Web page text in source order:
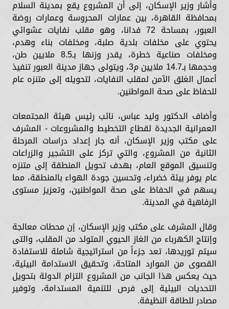
وأشار وزير الإسكان، إلى أن المشروع يقع بمدينة السلام
بمحافظة القاهرة، بين عمارات المحروسة وعمارات روضة
العبور، بمساحة 72 فدانا، وهو مقلب نفايات عشوائي
يحتوي على مخلفات بلدية صلبة، ومخلفات بناء وهدم،
ومخلفات صناعية خطرة، يقدر وزنها بـ8.5 ملايين طن،
وحجمها بـ14.7 ملايين م3، ويتولى جهاز مدينة العبور تنفيذ
أعمال الغلق الآمن لمقلب النفايات، لتحويله إلى متنزه عام
للحفاظ على صحة المواطنين.
وأضاف الدكتور وليد عباس، نائب رئيس هيئة المجتمعات
العمرانية الجديدة لقطاع التخطيط والمشروعات - المشرف
على مكتب وزير الإسكان، أنه جار إعداد دراسات المرحلة
الثانية من المشروع، والتي تركز على التشجير والزراعات
وتنسيق الموقع العام، بهدف تحويل المنطقة إلى متنزه
عام يوفر بيئة خضراء، وتحسين جودة الهواء بالمنطقة، مما
يسهم في الحفاظ على صحة المواطنين، وتعزيز مستوى
الرفاهية في المدينة.
وقال المشرف على مكتب وزير الإسكان، إن محطات معالجة
وإنتاج الكهرباء من الغاز الحيوي المتولد من المقلب، والتى
سيتم توريدها، تعد جزءاً من استراتيجية شاملة للاستفادة
القصوى من الموارد المتاحة، وتحقيق الاستدامة البيئية،
حيث يعكس هذا الجانب من المشروع التزام الدولة بتحويل
التحديات البيئية إلى فرص للتنمية المستدامة، وتوفير
مصادر للطاقة النظيفة.